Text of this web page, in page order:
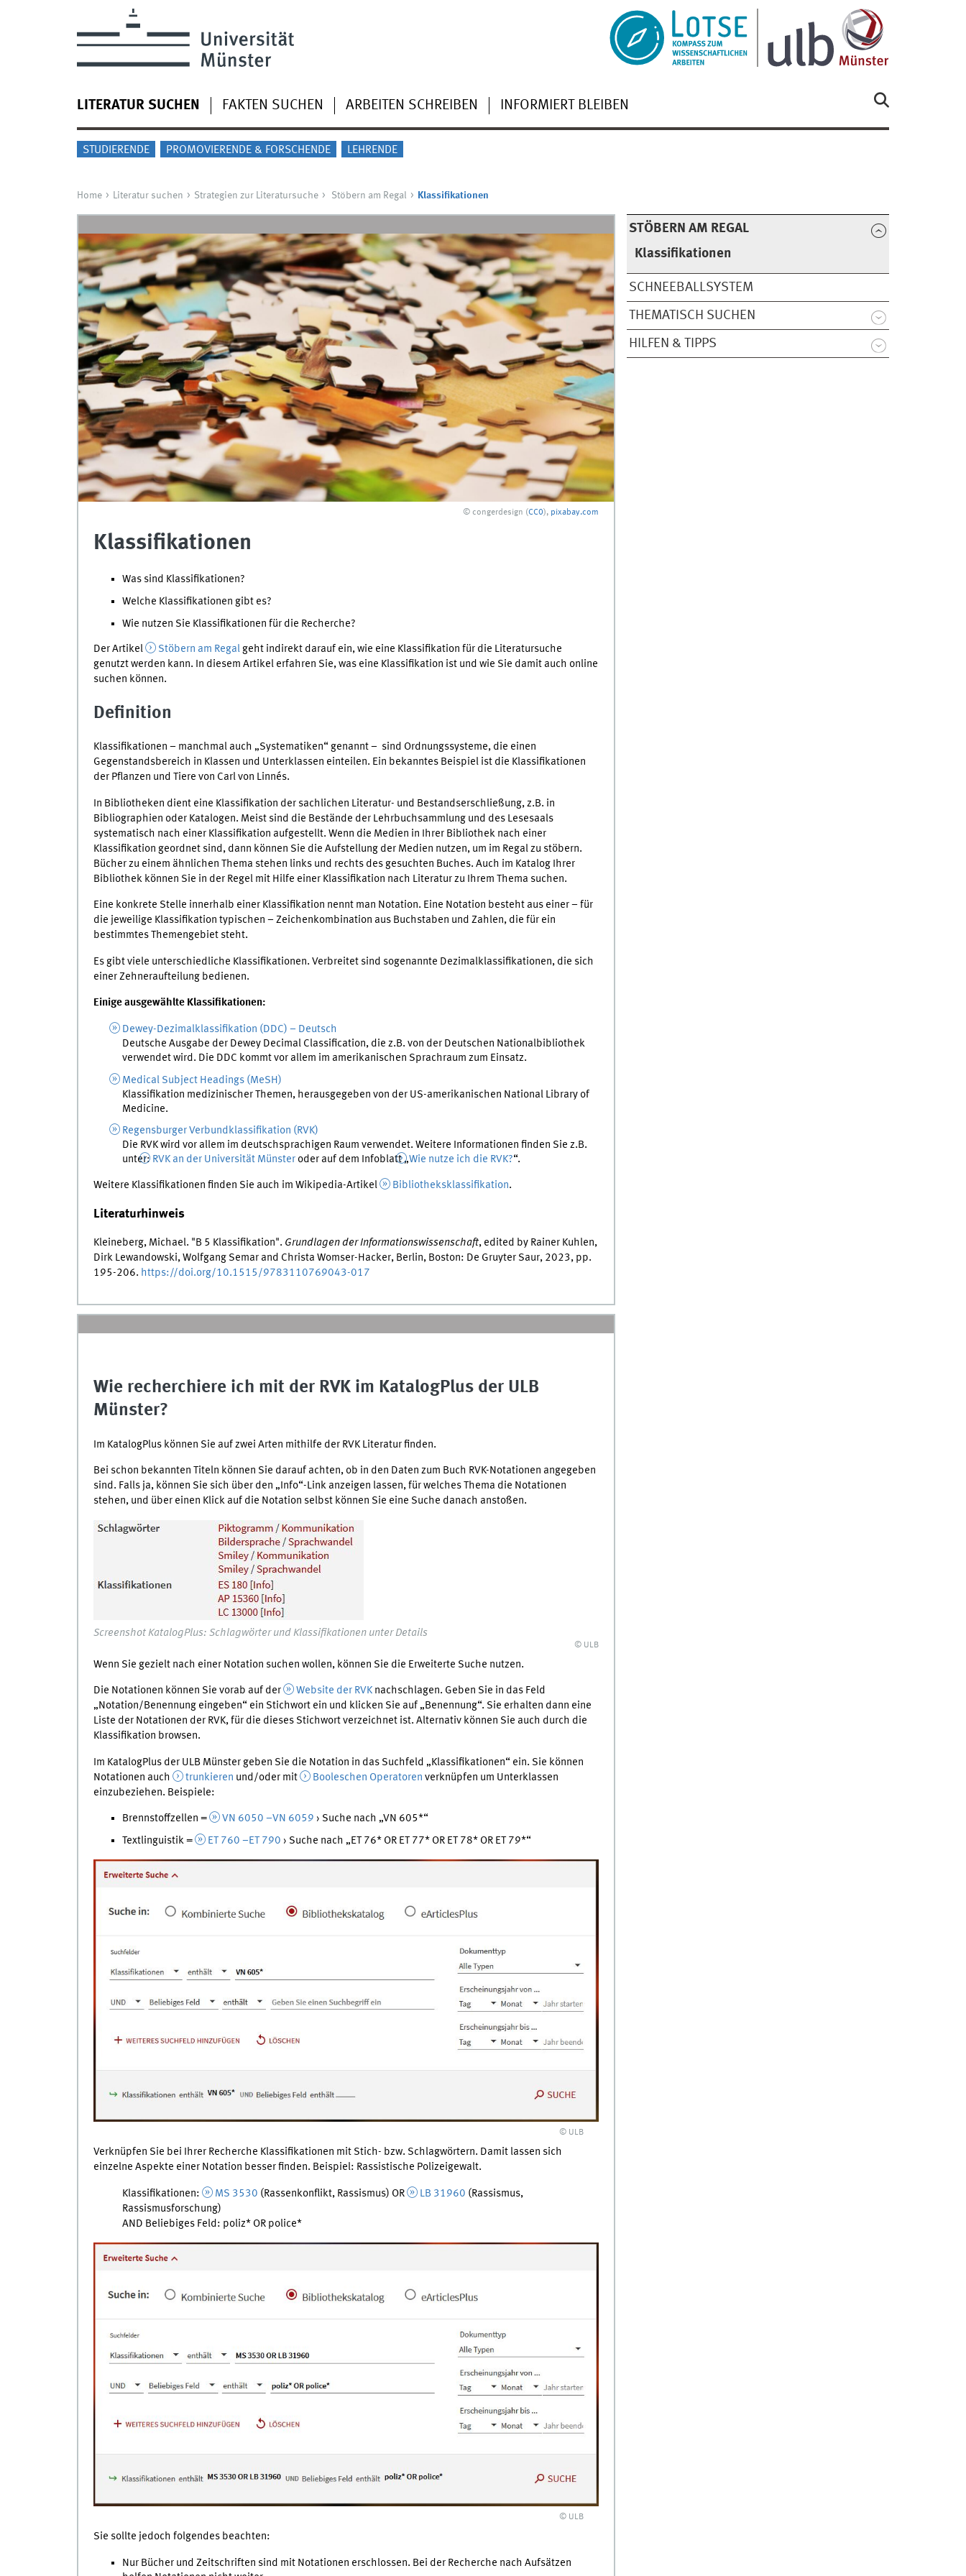
LITERATUR SUCHEN FAKTEN SUCHEN ARBEITEN SCHREIBEN INFORMIERT BLEIBEN
STUDIERENDE PROMOVIERENDE & FORSCHENDE LEHRENDE
Home Literatur suchen Strategien zur Literatursuche Stöbern am Regal Klassifikationen
STÖBERN AM REGAL
Klassifikationen
SCHNEEBALLSYSTEM
THEMATISCH SUCHEN
HILFEN & TIPPS
© congerdesign (CC0), pixabay.com
Klassifikationen
Was sind Klassifikationen?
Welche Klassifikationen gibt es?
Wie nutzen Sie Klassifikationen für die Recherche?
Der Artikel Stöbern am Regalgeht indirekt darauf ein, wie eine Klassifikation für die Literatursuche
genutzt werden kann. In diesem Artikel erfahren Sie, was eine Klassifikation ist und wie Sie damit auch online
suchen können.
Definition
Klassifikationen – manchmal auch „Systematiken“ genannt – sind Ordnungssysteme, die einen
Gegenstandsbereich in Klassen und Unterklassen einteilen. Ein bekanntes Beispiel ist die Klassifikationen
der Pflanzen und Tiere von Carl von Linnés.
In Bibliotheken dient eine Klassifikation der sachlichen Literatur- und Bestandserschließung, z.B. in
Bibliographien oder Katalogen. Meist sind die Bestände der Lehrbuchsammlung und des Lesesaals
systematisch nach einer Klassifikation aufgestellt. Wenn die Medien in Ihrer Bibliothek nach einer
Klassifikation geordnet sind, dann können Sie die Aufstellung der Medien nutzen, um im Regal zu stöbern.
Bücher zu einem ähnlichen Thema stehen links und rechts des gesuchten Buches. Auch im Katalog Ihrer
Bibliothek können Sie in der Regel mit Hilfe einer Klassifikation nach Literatur zu Ihrem Thema suchen.
Eine konkrete Stelle innerhalb einer Klassifikation nennt man Notation. Eine Notation besteht aus einer – für
die jeweilige Klassifikation typischen – Zeichenkombination aus Buchstaben und Zahlen, die für ein
bestimmtes Themengebiet steht.
Es gibt viele unterschiedliche Klassifikationen. Verbreitet sind sogenannte Dezimalklassifikationen, die sich
einer Zehneraufteilung bedienen.
Einige ausgewählte Klassifikationen:
Dewey-Dezimalklassifikation (DDC) – Deutsch
Deutsche Ausgabe der Dewey Decimal Classification, die z.B. von der Deutschen Nationalbibliothek
verwendet wird. Die DDC kommt vor allem im amerikanischen Sprachraum zum Einsatz.
Medical Subject Headings (MeSH)
Klassifikation medizinischer Themen, herausgegeben von der US-amerikanischen National Library of
Medicine.
Regensburger Verbundklassifikation (RVK)
Die RVK wird vor allem im deutschsprachigen Raum verwendet. Weitere Informationen finden Sie z.B.
unter: RVK an der Universität Münsteroder auf dem Infoblatt „Wie nutze ich die RVK?“.
Weitere Klassifikationen finden Sie auch im Wikipedia-Artikel Bibliotheksklassifikation.
Literaturhinweis
Kleineberg, Michael. "B 5 Klassifikation". Grundlagen der Informationswissenschaft, edited by Rainer Kuhlen,
Dirk Lewandowski, Wolfgang Semar and Christa Womser-Hacker, Berlin, Boston: De Gruyter Saur, 2023, pp.
195-206. https://doi.org/10.1515/9783110769043-017
Wie recherchiere ich mit der RVK im KatalogPlus der ULB
Münster?
Im KatalogPlus können Sie auf zwei Arten mithilfe der RVK Literatur finden.
Bei schon bekannten Titeln können Sie darauf achten, ob in den Daten zum Buch RVK-Notationen angegeben
sind. Falls ja, können Sie sich über den „Info“-Link anzeigen lassen, für welches Thema die Notationen
stehen, und über einen Klick auf die Notation selbst können Sie eine Suche danach anstoßen.
Screenshot KatalogPlus: Schlagwörter und Klassifikationen unter Details
© ULB
Wenn Sie gezielt nach einer Notation suchen wollen, können Sie die Erweiterte Suche nutzen.
Die Notationen können Sie vorab auf der Website der RVKnachschlagen. Geben Sie in das Feld
„Notation/Benennung eingeben“ ein Stichwort ein und klicken Sie auf „Benennung“. Sie erhalten dann eine
Liste der Notationen der RVK, für die dieses Stichwort verzeichnet ist. Alternativ können Sie auch durch die
Klassifikation browsen.
Im KatalogPlus der ULB Münster geben Sie die Notation in das Suchfeld „Klassifikationen“ ein. Sie können
Notationen auch
trunkieren und/oder mit Booleschen Operatoren verknüpfen um Unterklassen
einzubeziehen. Beispiele:
Brennstoffzellen = VN 6050 –VN 6059 › Suche nach „VN 605*“
Textlinguistik =
ET 760 –ET 790 › Suche nach „ET 76* OR ET 77* OR ET 78* OR ET 79*“
© ULB
Verknüpfen Sie bei Ihrer Recherche Klassifikationen mit Stich- bzw. Schlagwörtern. Damit lassen sich
einzelne Aspekte einer Notation besser finden. Beispiel: Rassistische Polizeigewalt.
Klassifikationen: MS 3530 (Rassenkonflikt, Rassismus) OR LB 31960 (Rassismus,
Rassismusforschung)
AND Beliebiges Feld: poliz* OR police*
© ULB
Sie sollte jedoch folgendes beachten:
Nur Bücher und Zeitschriften sind mit Notationen erschlossen. Bei der Recherche nach Aufsätzen